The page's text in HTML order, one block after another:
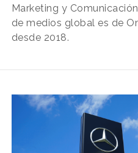
Marketing y
de medios global es de
desde 2018.